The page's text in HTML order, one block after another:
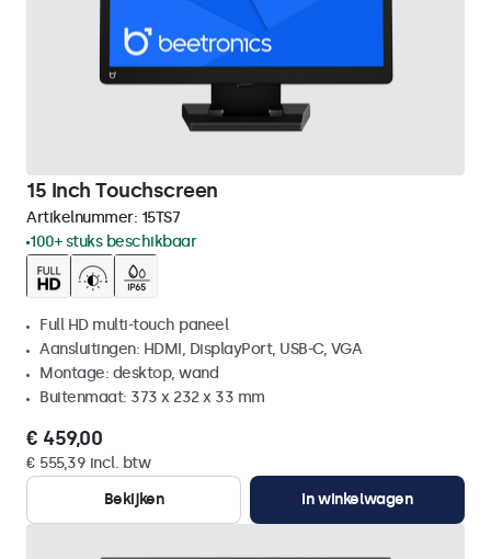
15 Inch Touchscreen
Artikelnummer: 15TS7
100+ stuks beschikbaar
Full HD multi-touch paneel
Aansluitingen: HDMI, DisplayPort, USB-C, VGA
Montage: desktop, wand
Buitenmaat: 373 x 232 x 33 mm
€ 459,00
€ 555,39 incl. btw
Bekijken
In winkelwagen